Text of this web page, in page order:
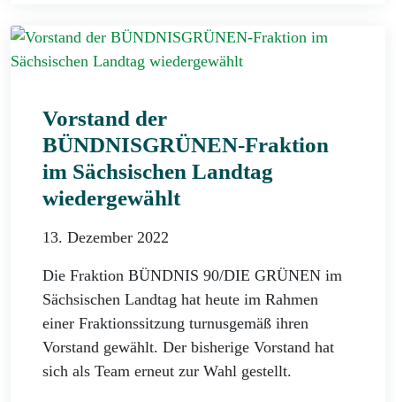
Vorstand der
BÜNDNISGRÜNEN-Fraktion
im Sächsischen Landtag
wiedergewählt
13. Dezember 2022
Die Fraktion BÜNDNIS 90/DIE GRÜNEN im
Sächsischen Landtag hat heute im Rahmen
einer Fraktionssitzung turnusgemäß ihren
Vorstand gewählt. Der bisherige Vorstand hat
sich als Team erneut zur Wahl gestellt.